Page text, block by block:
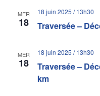
MER
18 Traversée –
18 juin 2025 / 13h30
MER
18
Traversée –
km
18 juin 2025 / 13h30